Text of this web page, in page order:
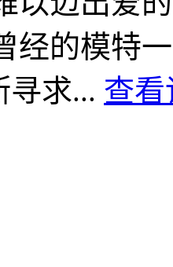
经的模特
寻求... 查看